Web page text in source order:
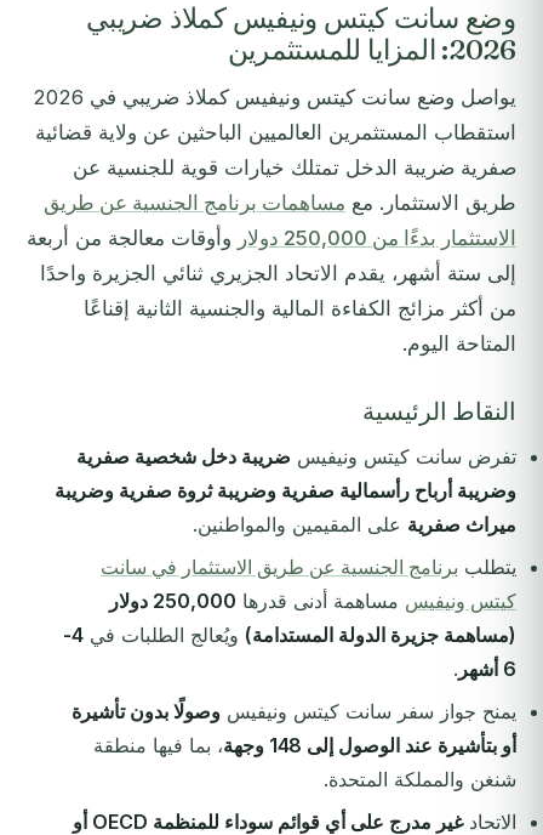
وضع سانت كيتس ونيفيس كملاذ ضريبي
2026: المزايا للمستثمرين
يواصل وضع سانت كيتس ونيفيس كملاذ ضريبي في 2026
استقطاب المستثمرين العالميين الباحثين عن ولاية قضائية
صفرية ضريبة الدخل تمتلك خيارات قوية للجنسية عن
طريق الاستثمار. مع مساهمات برنامج الجنسية عن طريق
الاستثمار بدءًا من 250,000 دولار
وأوقات معالجة من أربعة
إلى ستة أشهر، يقدم الاتحاد الجزيري ثنائي الجزيرة واحدًا
من أكثر مزائج الكفاءة المالية والجنسية الثانية إقناعًا
المتاحة اليوم.
النقاط الرئيسية
تفرض سانت كيتس ونيفيس ضريبة دخل شخصية صفرية
وضريبة أرباح رأسمالية صفرية وضريبة ثروة صفرية وضريبة
ميراث صفرية على المقيمين والمواطنين.
يتطلب برنامج الجنسية عن طريق الاستثمار في سانت
كيتس ونيفيس مساهمة أدنى قدرها
250,000 دولار
(مساهمة جزيرة الدولة المستدامة) ويُعالج الطلبات في
4-
6 أشهر
.
يمنح جواز سفر سانت كيتس ونيفيس وصولًا بدون تأشيرة
أو بتأشيرة عند الوصول إلى 148 وجهة
، بما فيها منطقة
شنغن والمملكة المتحدة.
الاتحاد
غير مدرج على أي قوائم سوداء للمنظمة OECD أو